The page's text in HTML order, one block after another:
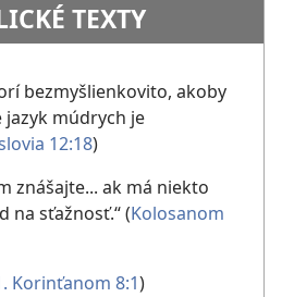
TEXTY
bezmyšlienkovito, akoby
jazyk múdrych je
12:18)
znášajte... ak má niekto
na sťažnosť.“ ​(Kolosanom
Korinťanom 8:1)